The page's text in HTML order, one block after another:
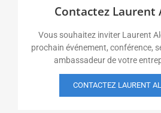
Contactez Laurent
Vous souhaitez inviter Laurent
prochain événement, conférence,
ambassadeur de votre
CONTACTEZ LAURENT